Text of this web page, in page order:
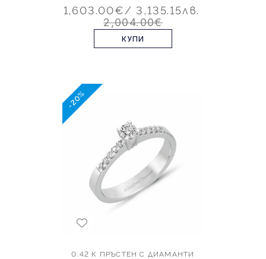
1,603.00€/ 3,135.15лв.
2,004.00€
КУПИ
-20%
0.42 К ПРЪСТЕН С ДИАМАНТИ